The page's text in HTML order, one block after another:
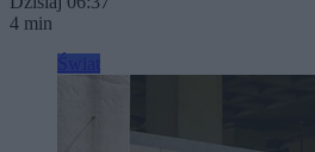
4 min